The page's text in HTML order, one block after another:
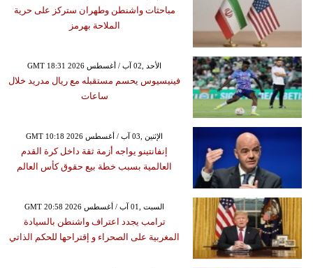
مباحثات واشنطن وطهران ستركز على حرية
الملاحة بهرمز
GMT 18:31 2026 الأحد ,02 آب / أغسطس
فينيسيوس يحسم مستقبله مع ريال مدريد خلال
ساعات
GMT 10:18 2026 الإثنين ,03 آب / أغسطس
إنفانتينو يواجه أزمة ثقة داخل كرة القدم
العالمية بسبب خطة بيع حقوق كأس العالم
GMT 20:58 2026 السبت ,01 آب / أغسطس
ترامب يجدد اعتراف واشنطن بالسيادة
المغربية على الصحراء و إقتراحها للحكم الذاتي